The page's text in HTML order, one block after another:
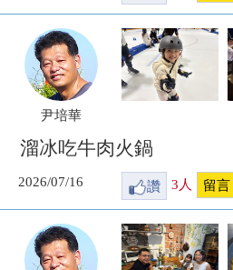
尹培華
溜冰吃牛肉火鍋
2026/07/16 讚 3人 留言